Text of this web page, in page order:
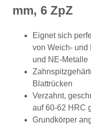
mm, 6 ZpZ
Eignet sich
von Weich- und
und NE-Metalle
Blattrücken
Verzahnt,
auf 60-62 HRC
Grundkörper